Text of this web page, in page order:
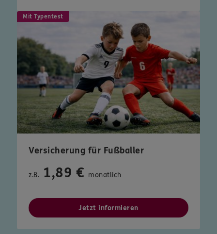
Mit Typentest
Versicherung für Fußballer
z.B. 1,89 € monatlich
Jetzt informieren